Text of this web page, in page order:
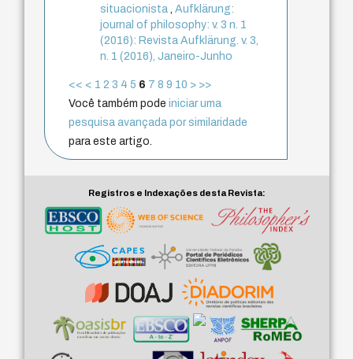
situacionista ,Aufklärung:
journal of philosophy: v. 3 n. 1
(2016): Revista Aufklärung. v. 3,
n. 1 (2016), Janeiro-Junho
<< < 1 2 3 4 5 6 7 8 9 10 > >>
Você também podeiniciar uma
pesquisa avançada por similaridade
para este artigo.
Registros e Indexações desta Revista: